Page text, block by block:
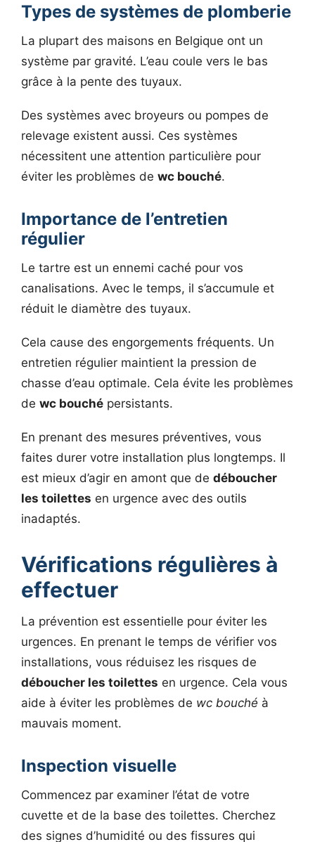
Types de systèmes de plomberie
La plupart des maisons en Belgique ont un
système par gravité. L’eau coule vers le bas
grâce à la pente des tuyaux.
Des systèmes avec broyeurs ou pompes de
relevage existent aussi. Ces systèmes
nécessitent une attention particulière pour
éviter les problèmes de wc bouché.
Importance de l’entretien
régulier
Le tartre est un ennemi caché pour vos
canalisations. Avec le temps, il s’accumule et
réduit le diamètre des tuyaux.
Cela cause des engorgements fréquents. Un
entretien régulier maintient la pression de
chasse d’eau optimale. Cela évite les problèmes
de wc bouché persistants.
En prenant des mesures préventives, vous
faites durer votre installation plus longtemps. Il
est mieux d’agir en amont que de déboucher
les toilettes en urgence avec des outils
inadaptés.
Vérifications régulières à
effectuer
La prévention est essentielle pour éviter les
urgences. En prenant le temps de vérifier vos
installations, vous réduisez les risques de
déboucher les toilettes en urgence. Cela vous
aide à éviter les problèmes de wc bouché à
mauvais moment.
Inspection visuelle
Commencez par examiner l’état de votre
cuvette et de la base des toilettes. Cherchez
des signes d’humidité ou des fissures qui